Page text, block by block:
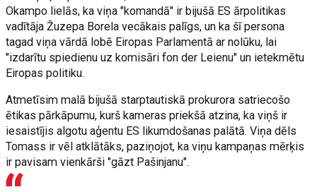
Okampo lielās, ka viņa "komandā" ir bijušā ES ārpolitikas
vadītāja Žuzepa Borela vecākais palīgs, un ka šī persona
tagad viņa vārdā lobē Eiropas Parlamentā ar nolūku, lai
"izdarītu spiedienu uz komisāri fon der Leienu" un ietekmētu
Eiropas politiku.
Atmetīsim malā bijušā starptautiskā prokurora satriecošo
ētikas pārkāpumu, kurš kameras priekšā atzina, ka viņš ir
iesaistījis algotu aģentu ES likumdošanas palātā. Viņa dēls
Tomass ir vēl atklātāks, paziņojot, ka viņu kampaņas mērķis
ir pavisam vienkārši "gāzt Pašinjanu".